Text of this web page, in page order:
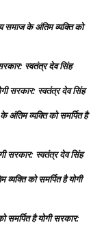
समाज के अंतिम व्यक्ति को
स्वतंत्र देव सिंह
सरकार: स्वतंत्र देव सिंह
अंतिम व्यक्ति को समर्पित है
सरकार: स्वतंत्र देव सिंह
को समर्पित है योगी
समर्पित है योगी सरकार: